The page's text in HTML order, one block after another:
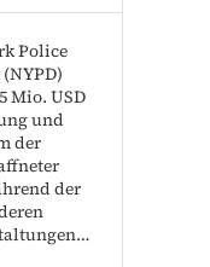
Police
Mio. USD
und
der
der